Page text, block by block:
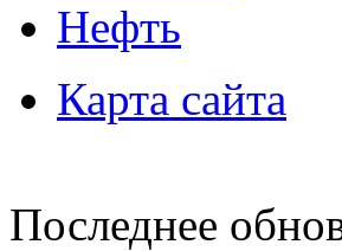
Нефть
Карта сайта
Последнее